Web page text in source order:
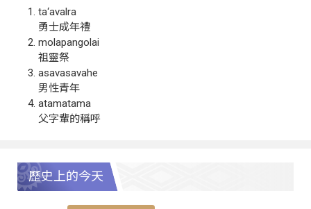
ta‘avalra
勇士成年禮
molapangolai
祖靈祭
asavasavahe
男性青年
atamatama
父字輩的稱呼
歷史上的今天